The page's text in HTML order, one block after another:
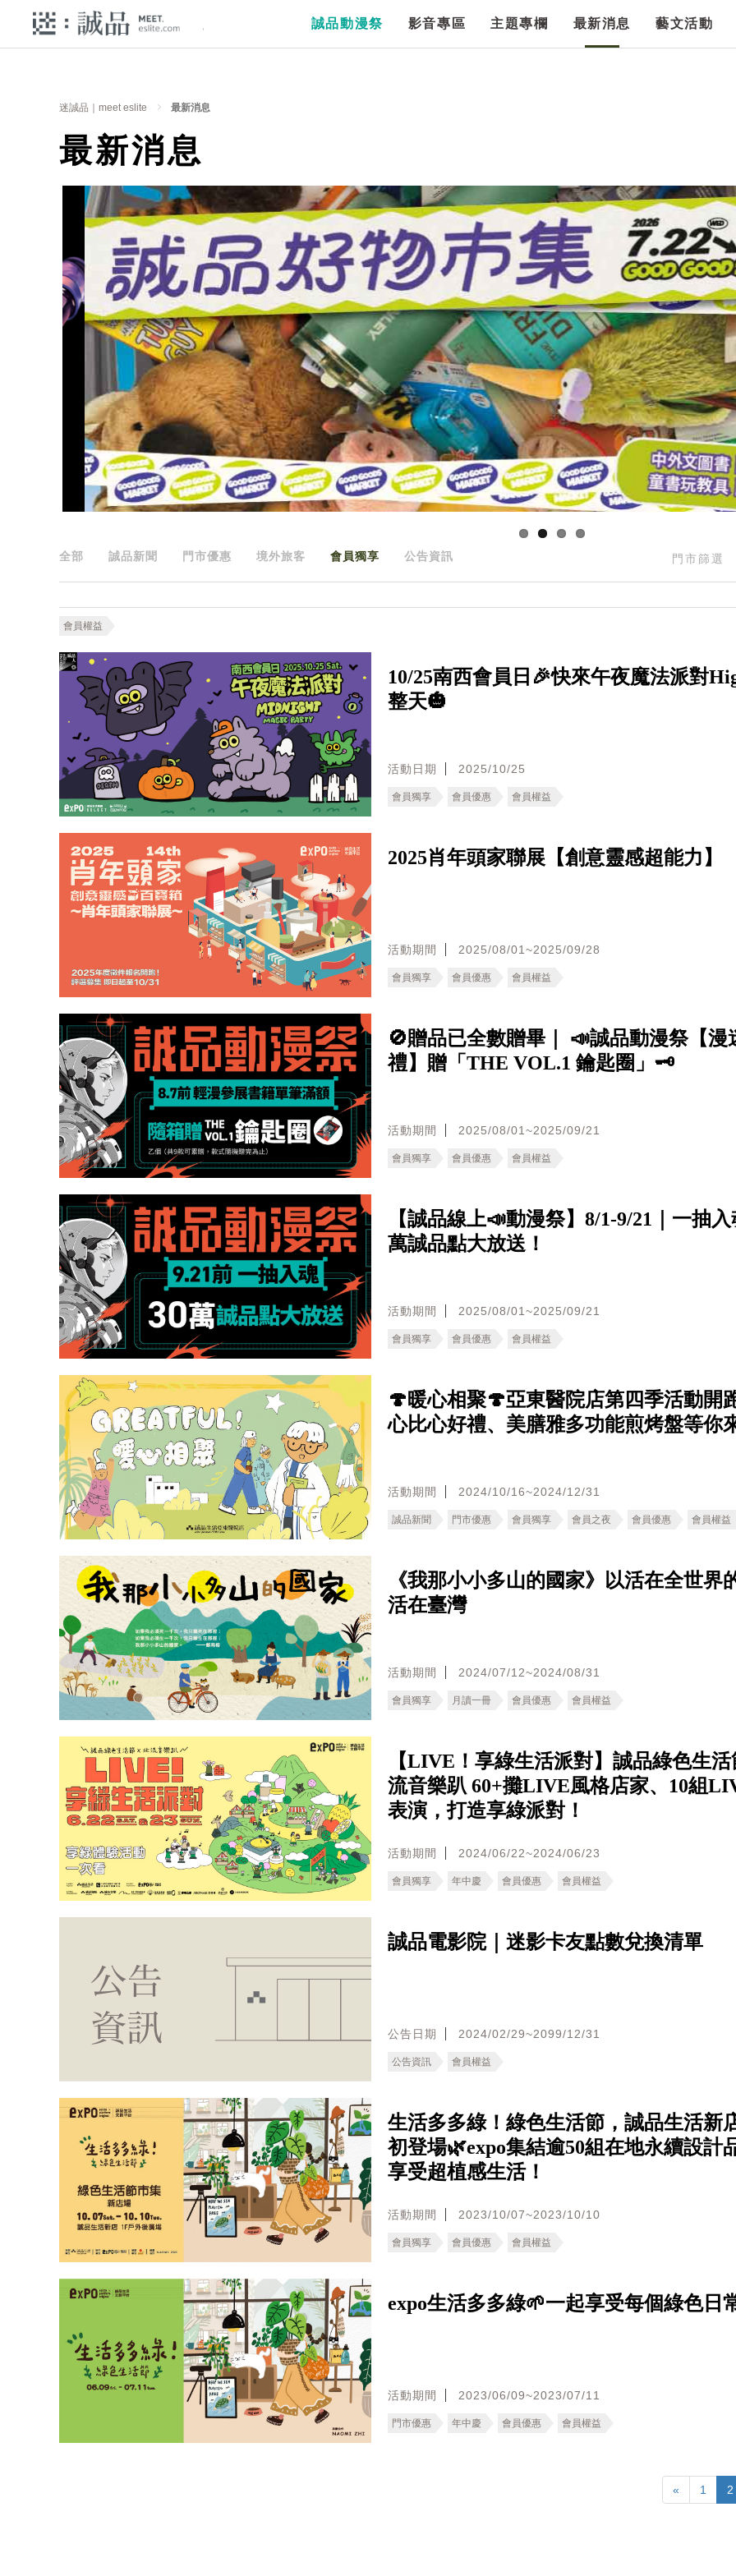
誠品動漫祭 影音專區 主題專欄 最新消息 藝文活動
迷誠品｜meet eslite 最新消息
最新消息
門市篩選
全部 誠品新聞 門市優惠 境外旅客 會員獨享 公告資訊
會員權益
10/25南西會員日🎉快來午夜魔法派對
整天🎃
活動日期 2025/10/25
會員獨享 會員優惠 會員權益
2025肖年頭家聯展【創意靈感超能力】
活動期間 2025/08/01~2025/09/28
會員獨享 會員優惠 會員權益
🚫贈品已全數贈畢｜ 📣誠品動漫祭【漫
禮】贈「THE VOL.1 鑰匙圈」🗝️
活動期間 2025/08/01~2025/09/21
會員獨享 會員優惠 會員權益
【誠品線上📣動漫祭】8/1-9/21｜一抽
萬誠品點大放送！
活動期間 2025/08/01~2025/09/21
會員獨享 會員優惠 會員權益
🍄暖心相聚🍄亞東醫院店第四季活動開
心比心好禮、美膳雅多功能煎烤盤等你
活動期間 2024/10/16~2024/12/31
誠品新聞 門市優惠 會員獨享 會員之夜 會員優惠 會員權益
《我那小小多山的國家》以活在全世界
活在臺灣
活動期間 2024/07/12~2024/08/31
會員獨享 月讀一冊 會員優惠 會員權益
【LIVE！享綠生活派對】誠品綠色生
流音樂趴 60+攤LIVE風格店家、10組
表演，打造享綠派對！
活動期間 2024/06/22~2024/06/23
會員獨享 年中慶 會員優惠 會員權益
誠品電影院｜迷影卡友點數兌換清單
公告日期 2024/02/29~2099/12/31
公告資訊 會員權益
生活多多綠！綠色生活節，誠品生活新
初登場🌿expo集結逾50組在地永續設計
享受超植感生活！
活動期間 2023/10/07~2023/10/10
會員獨享 會員優惠 會員權益
expo生活多多綠🌱一起享受每個綠色日
活動期間 2023/06/09~2023/07/11
門市優惠 年中慶 會員優惠 會員權益
« 1 2